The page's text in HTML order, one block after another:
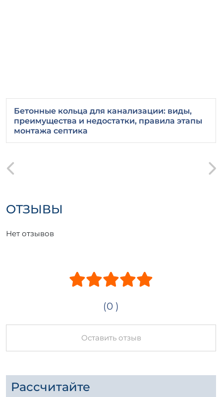
Бетонные кольца для канализации: виды,
преимущества и недостатки, правила этапы
монтажа септика
ОТЗЫВЫ
Нет отзывов
(0 )
Оставить отзыв
Рассчитайте